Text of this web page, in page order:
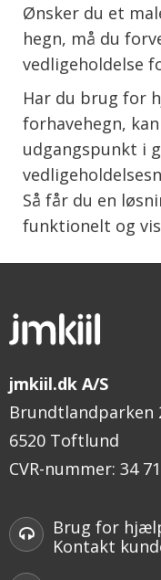
Ønsker du et
hegn, må du
vedligeholdelse
Har du brug for
forhavehegn,
udgangspunkt i
Så får du en
funktionelt og
jmkiil.dk A/S
Brundtlandparken
6520 Toftlund
CVR-nummer: 34
Brug for
Kontakt